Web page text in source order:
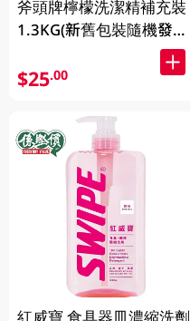
斧頭牌檸檬洗潔精補充裝
1.3KG(新舊包裝隨機發
$25.00
紅威寶 食具器皿濃縮洗劑